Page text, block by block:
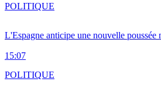
L'Espagne anticipe une nouvelle poussée
15:07
POLITIQUE
POLITIQUE